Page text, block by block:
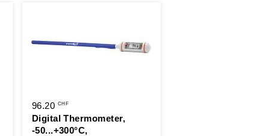
96.20 CHF
Digital Thermometer,
-50...+300°C,